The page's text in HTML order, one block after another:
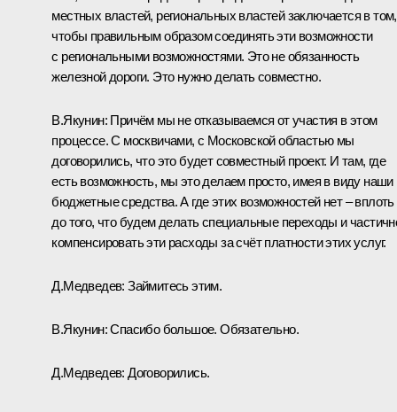
местных властей, региональных властей заключается в том,
чтобы правильным образом соединять эти возможности
с региональными возможностями. Это не обязанность
железной дороги. Это нужно делать совместно.
В.Якунин: Причём мы не отказываемся от участия в этом
процессе. С москвичами, с Московской областью мы
договорились, что это будет совместный проект. И там, где
есть возможность, мы это делаем просто, имея в виду наши
бюджетные средства. А где этих возможностей нет – вплоть
до того, что будем делать специальные переходы и
компенсировать эти расходы за счёт платности этих услуг.
Д.Медведев: Займитесь этим.
В.Якунин:Спасибо большое. Обязательно.
Д.Медведев: Договорились.